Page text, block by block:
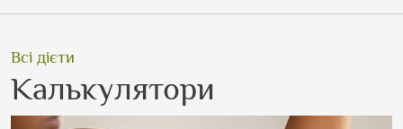
Всі дієти
Калькулятори